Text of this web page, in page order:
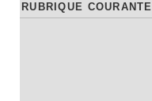
RUBRIQUE COURANTE